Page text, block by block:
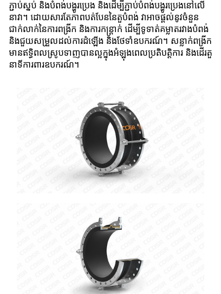
ភ្ជាប់ស្នប់ និងបំពង់បង្ហូរប្រេង និងដើម្បីភ្ជាប់បំពង់បង្ហូរប្រេងនៅលើ
នាវា។ ដោយសារតែភាពបត់បែននៃតួបំពង់ វាអាចផ្តល់នូវចំនួន
ជាក់លាក់នៃការពង្រីក និងការកន្ត្រាក់ ដើម្បីទូទាត់គម្លាតរវាងបំពង់
និងជួយសម្រួលដល់ការដំឡើង និងថែទាំឧបករណ៍។ សន្លាក់ពង្រីក
មានឥទ្ធិពលស្រូបទាញបានល្អក្នុងអំឡុងពេលប្រតិបត្តិការ និងដើរតួ
នាទីការពារឧបករណ៍។